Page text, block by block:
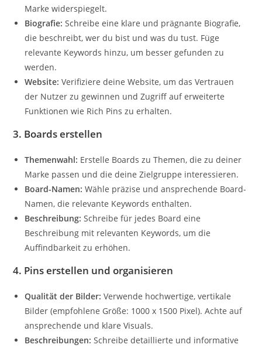
Marke widerspiegelt.
Biografie: Schreibe eine klare und prägnante Biografie,
die beschreibt, wer du bist und was du tust. Füge
relevante Keywords hinzu, um besser gefunden zu
werden.
Website: Verifiziere deine Website, um das Vertrauen
der Nutzer zu gewinnen und Zugriff auf erweiterte
Funktionen wie Rich Pins zu erhalten.
3. Boards erstellen
Themenwahl: Erstelle Boards zu Themen, die zu deiner
Marke passen und die deine Zielgruppe interessieren.
Board-Namen: Wähle präzise und ansprechende Board-
Namen, die relevante Keywords enthalten.
Beschreibung: Schreibe für jedes Board eine
Beschreibung mit relevanten Keywords, um die
Auffindbarkeit zu erhöhen.
4. Pins erstellen und organisieren
Qualität der Bilder: Verwende hochwertige, vertikale
Bilder (empfohlene Größe: 1000 x 1500 Pixel). Achte auf
ansprechende und klare Visuals.
Beschreibungen: Schreibe detaillierte und informative